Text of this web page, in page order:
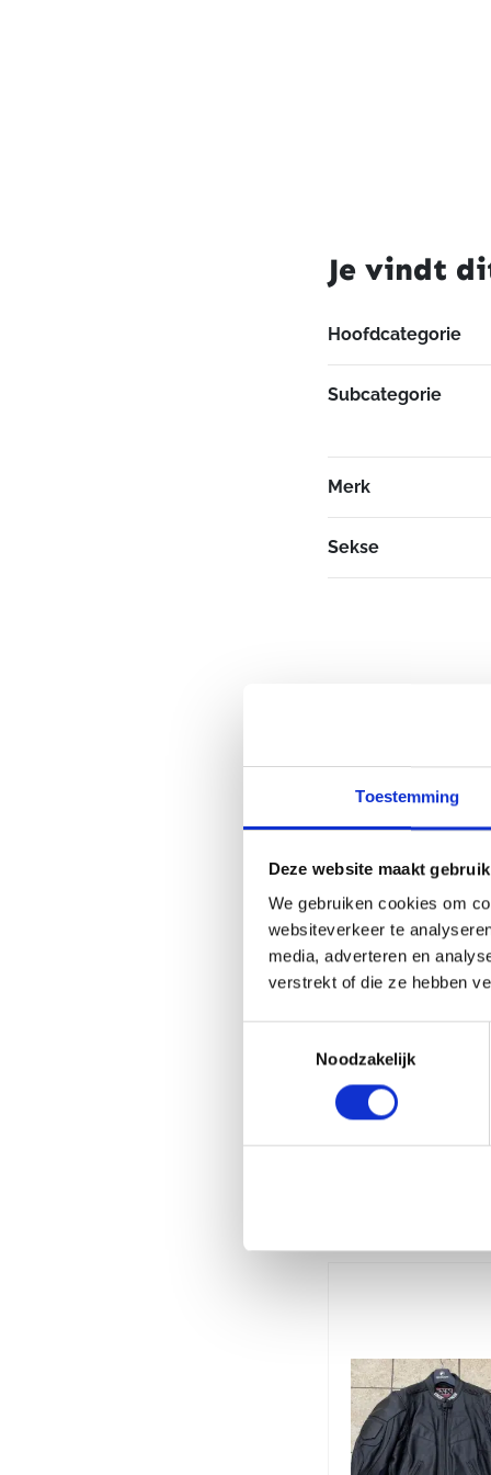
Toestemming
Deze website maakt
We gebruiken cookies om
websiteverkeer te
media, adverteren en
verstrekt of die ze hebben
Noodzakelijk
Je vindt
Hoofdcategorie
Subcategorie
Merk
Sekse